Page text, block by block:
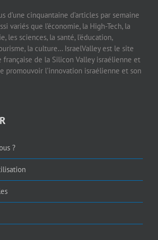
d’une cinquantaine d’articles par semaine
variés que l’économie, la High-Tech, la
les sciences, la santé, l’éducation,
la culture… IsraelValley est le site
française de la Silicon Valley israélienne et
promouvoir l’innovation israélienne et son
?